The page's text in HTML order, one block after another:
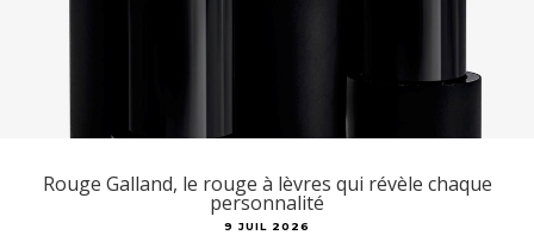
Rouge Galland, le rouge à lèvres qui révèle chaque
personnalité
9 JUIL 2026